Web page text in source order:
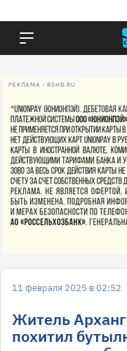
РЕКЛАМА • RSHB.RU
11 февраля 2025 в 02:52
Житель
похитил